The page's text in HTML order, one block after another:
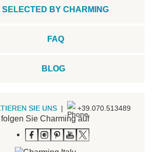
SELECTED BY CHARMING
FAQ
BLOG
SIE UNS | +39.070.513489
folgen Sie Charming auf